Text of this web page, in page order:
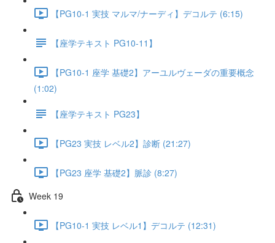
【PG10-1 実技 マルマ/ナーディ】デコルテ (6:15)
【座学テキスト PG10-11】
【PG10-1 座学 基礎2】アーユルヴェーダの重要概念
(1:02)
【座学テキスト PG23】
【PG23 実技 レベル2】診断 (21:27)
【PG23 座学 基礎2】脈診 (8:27)
Week 19
【PG10-1 実技 レベル1】デコルテ (12:31)